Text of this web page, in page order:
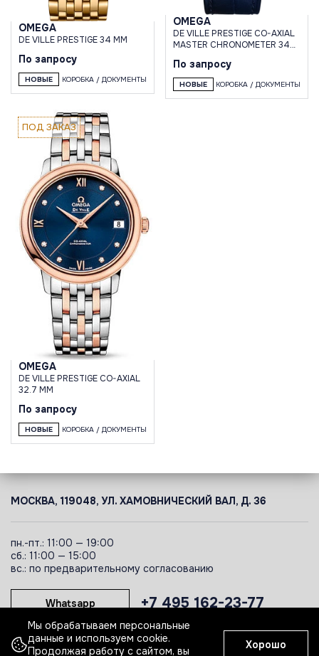
OMEGA
DE VILLE PRESTIGE 34 MM
По запросу
НОВЫЕ КОРОБКА / ДОКУМЕНТЫ
OMEGA
DE VILLE PRESTIGE CO-AXIAL
MASTER CHRONOMETER 34
По запросу
НОВЫЕ КОРОБКА / ДОКУМЕНТЫ
ПОД ЗАКАЗ
OMEGA
DE VILLE PRESTIGE CO-AXIAL
32.7 MM
По запросу
НОВЫЕ КОРОБКА / ДОКУМЕНТЫ
МОСКВА, 119048, УЛ. ХАМОВНИЧЕСКИЙ ВАЛ, Д. 36
пн.-пт.: 11:00 — 19:00
сб.: 11:00 — 15:00
вс.: по предварительному согласованию
+7 495 162-23-77
Whatsapp
Telegram
Мы обрабатываем персональные
данные и используем cookie.
Продолжая работу с сайтом, вы
Хорошо